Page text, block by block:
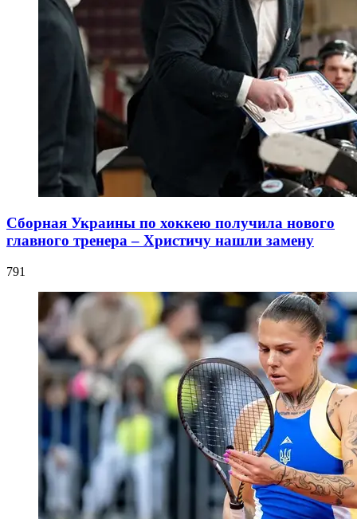
Сборная Украины по хоккею получила нового
главного тренера – Христичу нашли замену
791